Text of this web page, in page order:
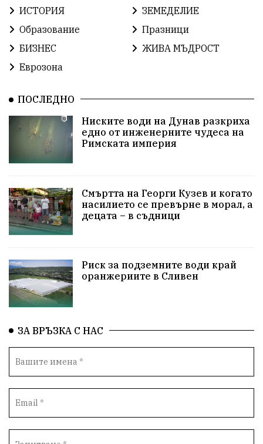
ОтровнатаЯбълка ЦветомирПетков
България2025
ИкономикаНаСъпротивата УрсулаФонДерЛайен
ПетърПетров
Технологии НародноСъбрание
ПравоваДържава Варна Родителство
ПътнаБезопасност Магнитски Санкции
ОколнаСреда
Общност ИсторическиПарк ВоенноВреме
Космос ВоднаКриза Вода Мир
Безопастност
БъдещевБългария ДостойнаБългария
ИСТОРИЯ
ЗЕМЕДЕЛИЕ
Образование
Празници
БИЗНЕС
ЖИВА МЪДРОСТ
Еврозона
ПОСЛЕДНО
Ниските води на Дунав разкриха
едно от инженерните чудеса на
Римската империя
Смъртта на Георги Кузев и когато
насилието се превърне в морал, а
децата – в съдници
Риск за подземните води край
оранжериите в Сливен
ЗА ВРЪЗКА С НАС